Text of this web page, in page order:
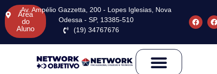
Área
do
Aluno
Av. Ampélio Gazzetta, 200 - Lopes Iglesias, Nova
Odessa - SP, 13385-510
(19) 34767676